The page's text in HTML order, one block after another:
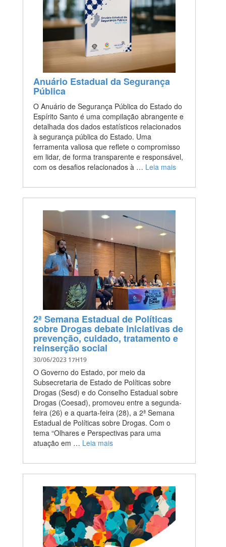
Anuário Estadual da Segurança
Pública
O Anuário de Segurança Pública do Estado do
Espírito Santo é uma compilação abrangente e
detalhada dos dados estatísticos relacionados
à segurança pública do Estado. Uma
ferramenta valiosa que reflete o compromisso
em lidar, de forma transparente e responsável,
com os desafios relacionados à … Leia mais
2ª Semana Estadual de Políticas
sobre Drogas debate iniciativas de
prevenção, cuidado, tratamento e
reinserção social
30/06/2023 17H19
O Governo do Estado, por meio da
Subsecretaria de Estado de Políticas sobre
Drogas (Sesd) e do Conselho Estadual sobre
Drogas (Coesad), promoveu entre a segunda-
feira (26) e a quarta-feira (28), a 2ª Semana
Estadual de Políticas sobre Drogas. Com o
tema “Olhares e Perspectivas para uma
atuação em … Leia mais